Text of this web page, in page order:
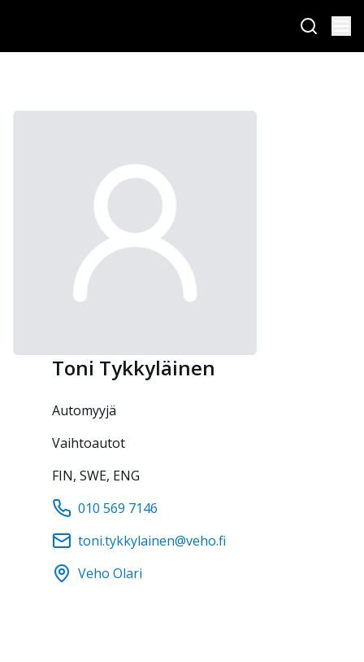
Toni Tykkyläinen
automyyjä
Vaihtoautot
FIN, SWE, ENG
010 569 7146
toni.tykkylainen@veho.fi
Veho Olari